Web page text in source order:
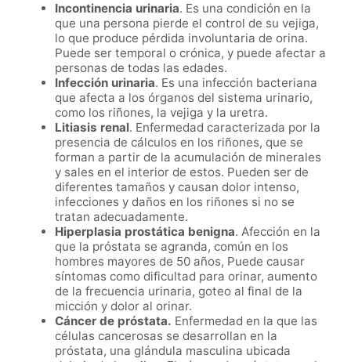
Incontinencia urinaria. Es una condición en la
que una persona pierde el control de su vejiga,
lo que produce pérdida involuntaria de orina.
Puede ser temporal o crónica, y puede afectar a
personas de todas las edades.
Infección urinaria. Es una infección bacteriana
que afecta a los órganos del sistema urinario,
como los riñones, la vejiga y la uretra.
Litiasis renal. Enfermedad caracterizada por la
presencia de cálculos en los riñones, que se
forman a partir de la acumulación de minerales
y sales en el interior de estos. Pueden ser de
diferentes tamaños y causan dolor intenso,
infecciones y daños en los riñones si no se
tratan adecuadamente.
Hiperplasia prostática benigna. Afección en la
que la próstata se agranda, común en los
hombres mayores de 50 años, Puede causar
síntomas como dificultad para orinar, aumento
de la frecuencia urinaria, goteo al final de la
micción y dolor al orinar.
Cáncer de próstata. Enfermedad en la que las
células cancerosas se desarrollan en la
próstata, una glándula masculina ubicada